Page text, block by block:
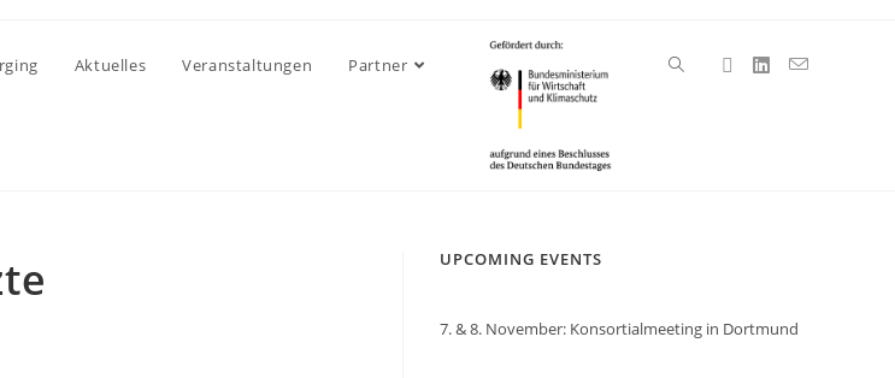
Aktuelles Veranstaltungen Partner
UPCOMING EVENTS
7. & 8. November: Konsortialmeeting in Dortmund